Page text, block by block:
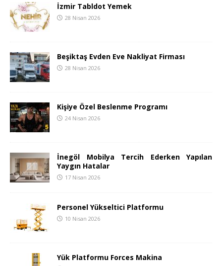
İzmir Tabldot Yemek
28 Nisan 2026
Beşiktaş Evden Eve Nakliyat Firması
28 Nisan 2026
Kişiye Özel Beslenme Programı
24 Nisan 2026
İnegöl Mobilya Tercih Ederken Yapılan
Yaygın Hatalar
17 Nisan 2026
Personel Yükseltici Platformu
10 Nisan 2026
Yük Platformu Forces Makina